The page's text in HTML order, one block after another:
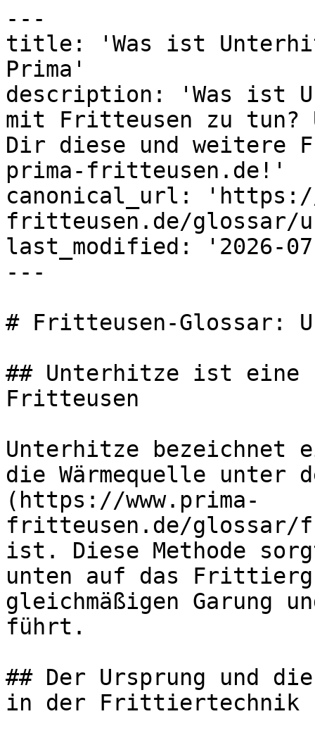
---
title: 'Was ist
Prima'
description: 'Was ist
mit Fritteusen zu tun?
Dir diese und weitere
prima-fritteusen.de!'
canonical_url: 'https://
fritteusen.de/glossar/
last_modified: '2026-
---
# Fritteusen-Glossar:
## Unterhitze ist eine
Fritteusen
Unterhitze bezeichnet
die Wärmequelle
(https://www.prima-
fritteusen.de/
ist. Diese Methode
unten auf das
gleichmäßigen Garung
führt.
## Der Ursprung und
in der Frittiertechnik